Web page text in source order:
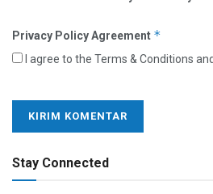
Privacy Policy Agreement *
I agree to the Terms & Conditions and
Stay Connected